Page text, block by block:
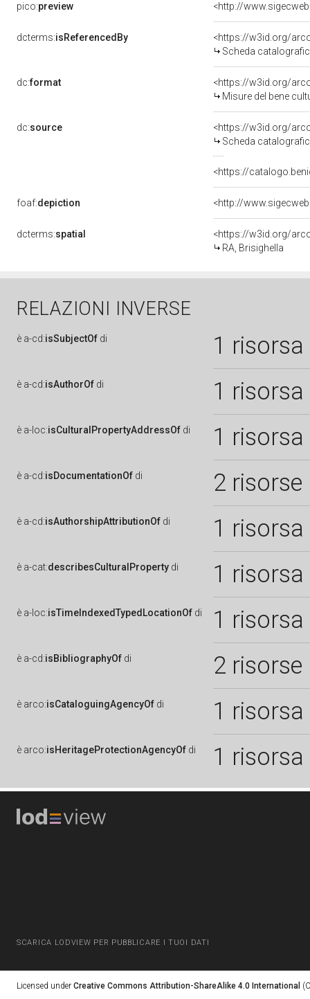
pico:preview <http://
dcterms:isReferencedBy
<https://w3id.org/
Scheda
dc:format
<https://w3id.org/
Misure del bene
dc:source
<https://w3id.org/
Scheda
<https://
foaf:depiction <http://
dcterms:spatial
<https://w3id.org/
RA, Brisighella
RELAZIONI INVERSE
è a-cd:isSubjectOf di 1 risorsa
è a-cd:isAuthorOf di 1 risorsa
è a-loc:isCulturalPropertyAddressOf di 1 risorsa
è a-cd:isDocumentationOf di 2 risorse
è a-cd:isAuthorshipAttributionOf di 1 risorsa
è a-cat:describesCulturalProperty di 1 risorsa
è a-loc:isTimeIndexedTypedLocationOf di 1 risorsa
è a-cd:isBibliographyOf di 2 risorse
è arco:isCataloguingAgencyOf di 1 risorsa
è arco:isHeritageProtectionAgencyOf di 1 risorsa
SCARICA LODVIEW PER PUBBLICARE I TUOI DATI
Licensed under Creative Commons Attribution-ShareAlike 4.0 International